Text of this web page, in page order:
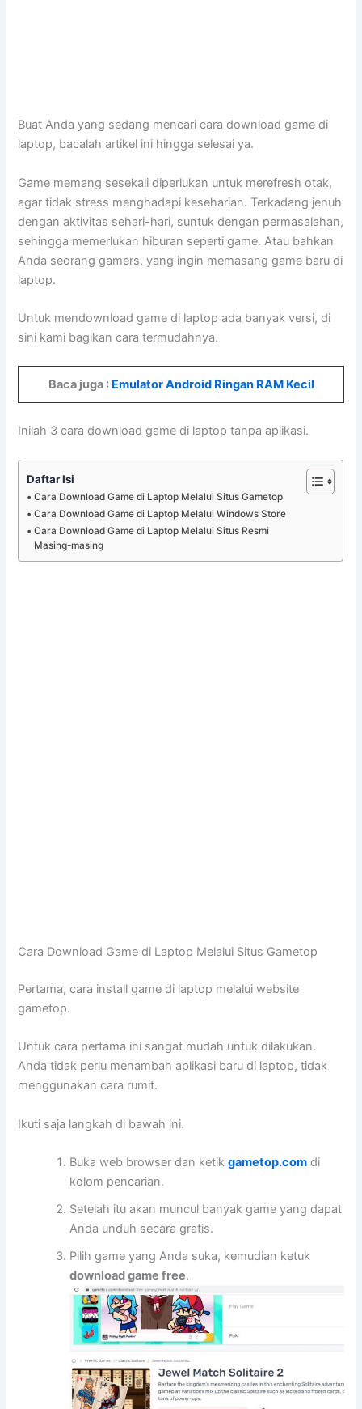
Buat Anda yang sedang mencari cara download game di
laptop, bacalah artikel ini hingga selesai ya.
Game memang sesekali diperlukan untuk merefresh otak,
agar tidak stress menghadapi keseharian. Terkadang jenuh
dengan aktivitas sehari-hari, suntuk dengan permasalahan,
sehingga memerlukan hiburan seperti game. Atau bahkan
Anda seorang gamers, yang ingin memasang game baru di
laptop.
Untuk mendownload game di laptop ada banyak versi, di
sini kami bagikan cara termudahnya.
Baca juga : Emulator Android Ringan RAM Kecil
Inilah 3 cara download game di laptop tanpa aplikasi.
Daftar Isi
Cara Download Game di Laptop Melalui Situs Gametop
Cara Download Game di Laptop Melalui Windows Store
Cara Download Game di Laptop Melalui Situs Resmi
Masing-masing
Cara Download Game di Laptop Melalui Situs Gametop
Pertama, cara install game di laptop melalui website
gametop.
Untuk cara pertama ini sangat mudah untuk dilakukan.
Anda tidak perlu menambah aplikasi baru di laptop, tidak
menggunakan cara rumit.
Ikuti saja langkah di bawah ini.
Buka web browser dan ketikgametop.com di
kolom pencarian.
Setelah itu akan muncul banyak game yang dapat
Anda unduh secara gratis.
Pilih game yang Anda suka, kemudian ketuk
download game free.